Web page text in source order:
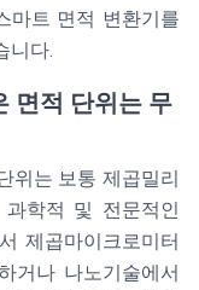
마트 면적 변환기를
니다.
면적 단위는 무
위는 보통 제곱밀리
과학적 및 전문적인
제곱마이크로미터
거나 나노기술에서